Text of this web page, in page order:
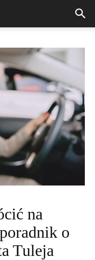
na
o
Tuleja